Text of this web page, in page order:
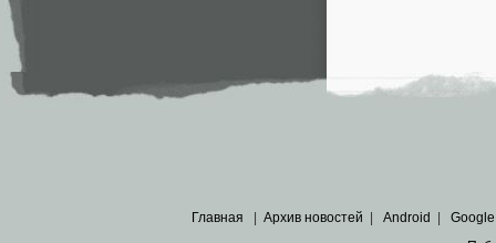
Главная | Архив новостей | Android | Google